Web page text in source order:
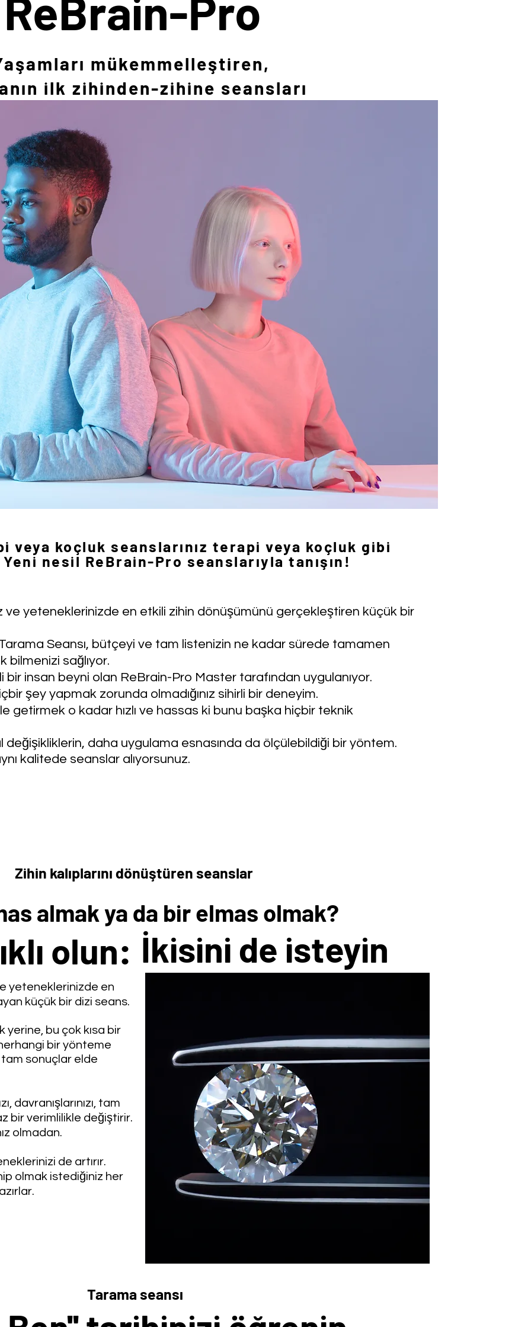
mükemmelleştiren,
ilk zihinden-zihine seansları
koçluk seanslarınız terapi veya koçluk gibi
nesil ReBrain-Pro seanslarıyla tanışın!
ve yeteneklerinizde en etkili zihin dönüşümünü gerçekleştiren küçük bir
Seansı, bütçeyi ve tam listenizin ne kadar sürede tamamen
sağlıyor.
bir insan beyni olan ReBrain-Pro Master tarafından uygulanıyor.
şey yapmak zorunda olmadığınız sihirli bir deneyim.
getirmek o kadar hızlı ve hassas ki bunu başka hiçbir teknik
değişikliklerin, daha uygulama esnasında da ölçülebildiği bir yöntem.
kalitede seanslar alıyorsunuz.
Zihin kalıplarını dönüştüren seanslar
almak ya da bir elmas olmak?
olun:
ve yeteneklerinizde en
küçük bir dizi seans.
yerine, bu çok kısa bir
bir yönteme
tam sonuçlar elde
davranışlarınızı, tam
bir verimlilikle değiştirir.
olmadan.
de artırır.
olmak istediğiniz her
İkisini de isteyin
Tarama seansı